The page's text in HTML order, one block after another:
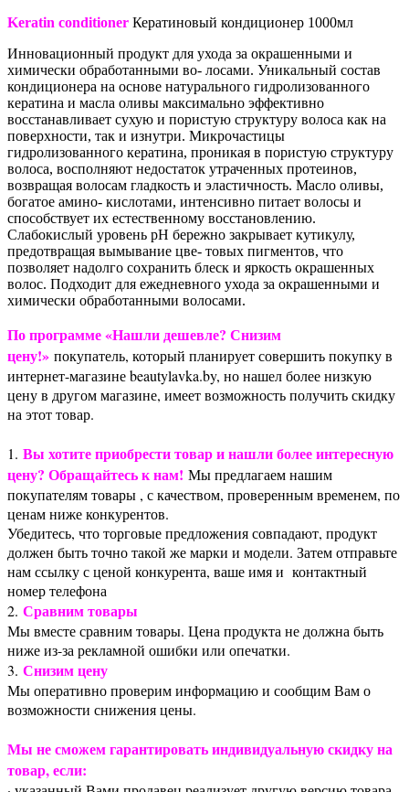
Keratin conditioner Кератиновый кондиционер 1000мл
Инновационный продукт для ухода за окрашенными и
химически обработанными во- лосами. Уникальный состав
кондиционера на основе натурального гидролизованного
кератина и масла оливы максимально эффективно
восстанавливает сухую и пористую структуру волоса как на
поверхности, так и изнутри. Микрочастицы
гидролизованного кератина, проникая в пористую структуру
волоса, восполняют недостаток утраченных протеинов,
возвращая волосам гладкость и эластичность. Масло оливы,
богатое амино- кислотами, интенсивно питает волосы и
способствует их естественному восстановлению.
Слабокислый уровень рН бережно закрывает кутикулу,
предотвращая вымывание цве- товых пигментов, что
позволяет надолго сохранить блеск и яркость окрашенных
волос. Подходит для ежедневного ухода за окрашенными и
химически обработанными волосами.
По программе «Нашли дешевле? Снизим
цену!» покупатель, который планирует совершить покупку в
интернет-магазине beautylavka.by, но нашел более низкую
цену в другом магазине, имеет возможность получить скидку
на этот товар.
1. Вы хотите приобрести товар и нашли более интересную
цену? Обращайтесь к нам! Мы предлагаем нашим
покупателям товары , с качеством, проверенным временем, по
ценам ниже конкурентов.
Убедитесь, что торговые предложения совпадают, продукт
должен быть точно такой же марки и модели. Затем отправьте
нам ссылку с ценой конкурента, ваше имя и контактный
номер телефона
2. Сравним товары
Мы вместе сравним товары. Цена продукта не должна быть
ниже из-за рекламной ошибки или опечатки.
3. Снизим цену
Мы оперативно проверим информацию и сообщим Вам о
возможности снижения цены.
Мы не сможем гарантировать индивидуальную скидку на
товар, если: